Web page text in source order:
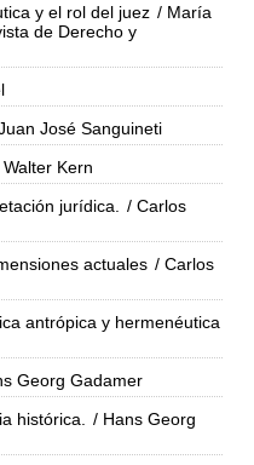
y el rol del juez / María
de Derecho y
José Sanguineti
Walter Kern
jurídica.
/ Carlos
actuales / Carlos
antrópica y hermenéutica
Georg Gadamer
histórica.
/ Hans Georg